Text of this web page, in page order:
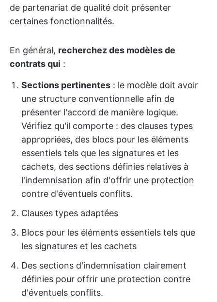
de partenariat de qualité doit présenter
certaines fonctionnalités.
En général, recherchez des modèles de
contrats qui :
Sections pertinentes : le modèle doit avoir
une structure conventionnelle afin de
présenter l'accord de manière logique.
Vérifiez qu'il comporte : des clauses types
appropriées, des blocs pour les éléments
essentiels tels que les signatures et les
cachets, des sections définies relatives à
l'indemnisation afin d'offrir une protection
contre d'éventuels conflits.
Clauses types adaptées
Blocs pour les éléments essentiels tels que
les signatures et les cachets
Des sections d'indemnisation clairement
définies pour offrir une protection contre
d'éventuels conflits.